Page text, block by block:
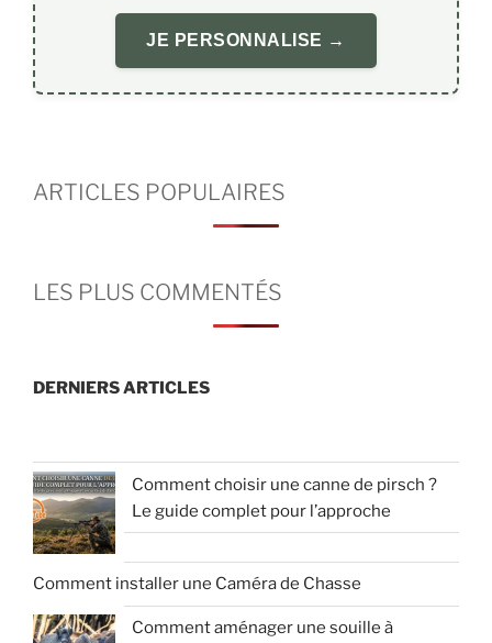
JE PERSONNALISE →
ARTICLES POPULAIRES
LES PLUS COMMENTÉS
DERNIERS ARTICLES
Comment choisir une canne de pirsch ?
Le guide complet pour l’approche
Comment installer une Caméra de Chasse
Comment aménager une souille à